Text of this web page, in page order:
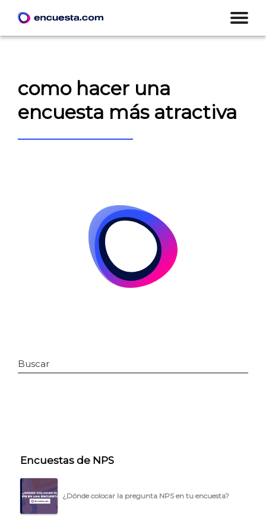
CÓMO FUNCIONA
PLANTILLAS
PRECIOS
como hacer una
encuesta más atractiva
Buscar
Encuestas de NPS
¿Dónde colocar la pregunta NPS en tu encuesta?